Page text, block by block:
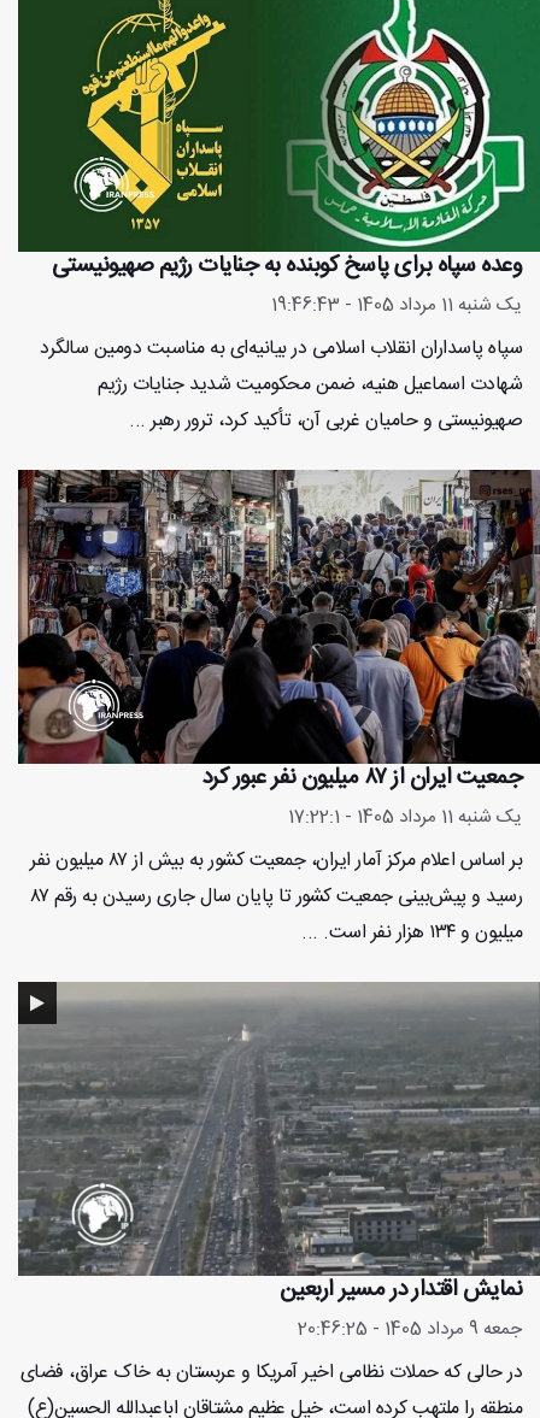
وعده سپاه برای پاسخ کوبنده به جنایات رژیم صهیونیستی
یک شنبه 11 مرداد 1405 - 19:46:43
سپاه پاسداران انقلاب اسلامی در بیانیه‌ای به مناسبت دومین سالگرد
شهادت اسماعیل هنیه، ضمن محکومیت شدید جنایات رژیم
صهیونیستی و حامیان غربی آن، تأکید کرد، ترور رهبر ...
جمعیت ایران از ۸۷ میلیون نفر عبور کرد
یک شنبه 11 مرداد 1405 - 17:22:1
بر اساس اعلام مرکز آمار ایران، جمعیت کشور به بیش از ۸۷ میلیون نفر
رسید و پیش‌بینی جمعیت کشور تا پایان سال جاری رسیدن به رقم ۸۷
میلیون و ۱۳۴ هزار نفر است. ...
نمایش اقتدار در مسیر اربعین
جمعه 9 مرداد 1405 - 20:46:25
در حالی که حملات نظامی اخیر آمریکا و عربستان به خاک عراق، فضای
منطقه را ملتهب کرده است، خیل عظیم مشتاقان اباعبدالله الحسین(ع)